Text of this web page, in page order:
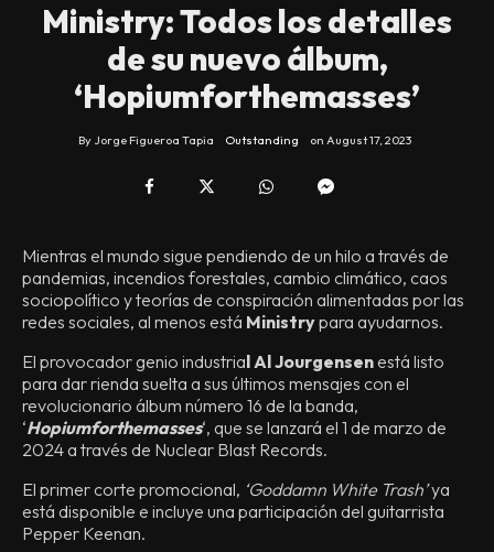
Ministry: Todos los detalles
de su nuevo álbum,
‘Hopiumforthemasses’
By Jorge Figueroa Tapia Outstanding on August 17, 2023
Mientras el mundo sigue pendiendo de un hilo a través de
pandemias, incendios forestales, cambio climático, caos
sociopolítico y teorías de conspiración alimentadas por las
redes sociales, al menos está Ministrypara ayudarnos.
El provocador genio industrial Al Jourgensen está listo
para dar rienda suelta a sus últimos mensajes con el
revolucionario álbum número 16 de la banda,
‘Hopiumforthemasses‘, que se lanzará el 1 de marzo de
2024 a través de Nuclear Blast Records.
El primer corte promocional, ‘Goddamn White Trash’ya
está disponible e incluye una participación del guitarrista
Pepper Keenan.